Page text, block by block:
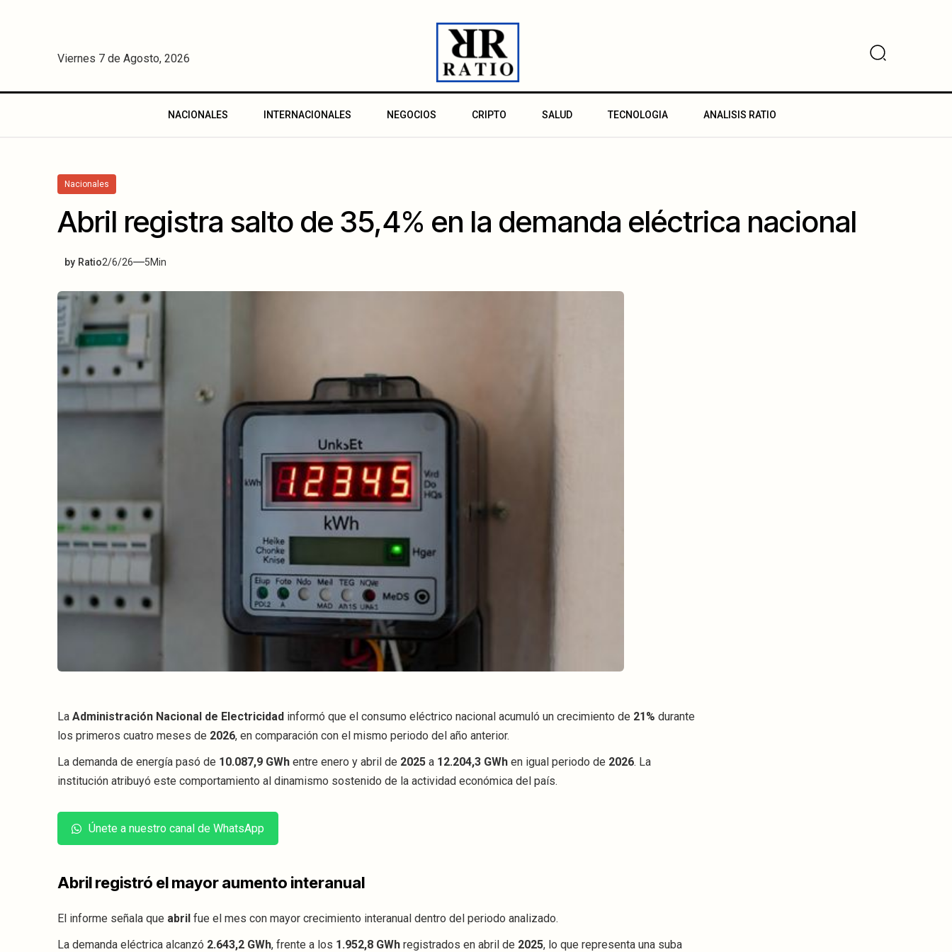
Viernes 7 de Agosto, 2026
NACIONALES INTERNACIONALES NEGOCIOS CRIPTO SALUD TECNOLOGIA ANALISIS RATIO
Nacionales
Abril registra salto de 35,4% en la demanda eléctrica nacional
by Ratio2/6/26 5Min
La Administración Nacional de Electricidad informó que el consumo eléctrico nacional acumuló un crecimiento de 21% durante
los primeros cuatro meses de 2026, en comparación con el mismo periodo del año anterior.
La demanda de energía pasó de 10.087,9 GWh entre enero y abril de 2025 a 12.204,3 GWh en igual periodo de 2026. La
institución atribuyó este comportamiento al dinamismo sostenido de la actividad económica del país.
Únete a nuestro canal de WhatsApp
Abril registró el mayor aumento interanual
El informe señala que abril fue el mes con mayor crecimiento interanual dentro del periodo analizado.
La demanda eléctrica alcanzó 2.643,2 GWh, frente a los 1.952,8 GWh registrados en abril de 2025, lo que representa una suba